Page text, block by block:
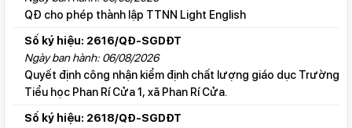
QĐ cho phép thành lập TTNN Light English
Số ký hiệu: 2616/QĐ-SGDĐT
Ngày ban hành: 06/08/2026
Quyết định công nhận kiểm định chất lượng giáo dục Trường
Tiểu học Phan Rí Cửa 1, xã Phan Rí Cửa.
Số ký hiệu: 2618/QĐ-SGDĐT